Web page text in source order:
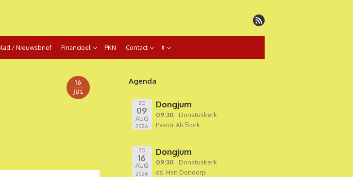
/ Nieuwsbrief Financieel PKN Contact #
16
JUL
Agenda
ZO
09
AUG
2026
Dongjum
09:30
Donatuskerk
Pastor Ali Stork
ZO
16
AUG
2026
Dongjum
09:30
Donatuskerk
ds. Han Dondorp